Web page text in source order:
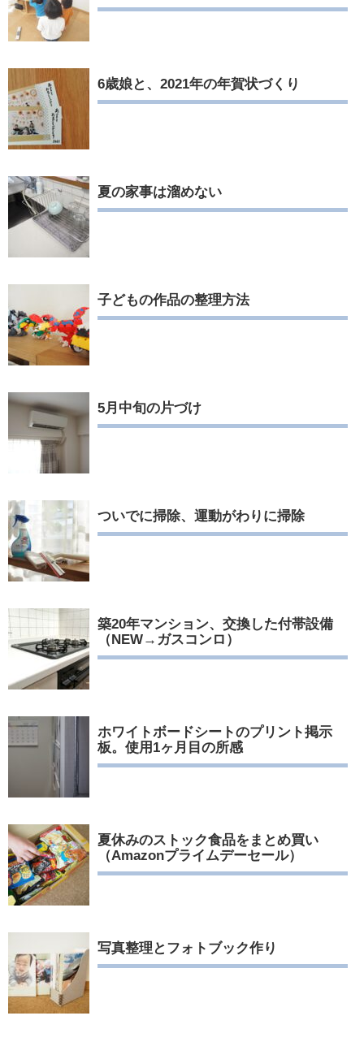
6歳娘と、2021年の年賀状づくり
夏の家事は溜めない
子どもの作品の整理方法
5月中旬の片づけ
ついでに掃除、運動がわりに掃除
築20年マンション、交換した付帯設備
（NEW→ガスコンロ）
ホワイトボードシートのプリント掲示
板。使用1ヶ月目の所感
夏休みのストック食品をまとめ買い
（Amazonプライムデーセール）
写真整理とフォトブック作り